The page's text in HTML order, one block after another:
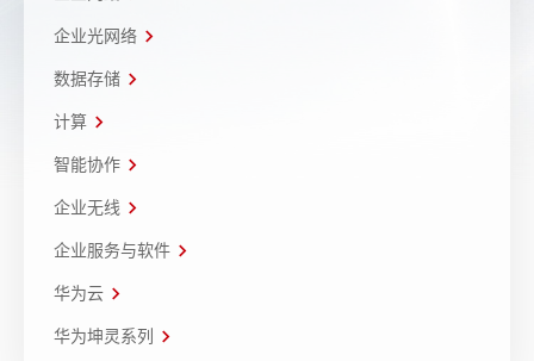
企业光网络
数据存储
计算
智能协作
企业无线
企业服务与软件
华为云
华为坤灵系列